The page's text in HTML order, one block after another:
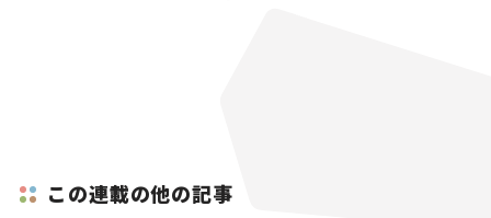
この連載の他の記事